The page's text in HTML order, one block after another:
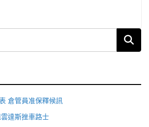
倉管員准保釋候訊
達斯挫車路士